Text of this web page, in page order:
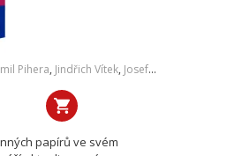
Pihera, Jindřich Vítek, Josef Kříž
papírů ve svém